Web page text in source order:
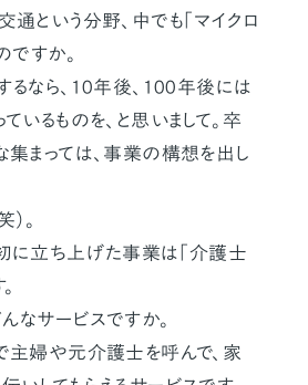
という分野、中でも「マイクロ
ですか。
なら、10年後、100年後には
いるものを、と思いまして。卒
集まっては、事業の構想を出し
。
に立ち上げた事業は「介護士
サービスですか。
婦や元介護士を呼んで、家